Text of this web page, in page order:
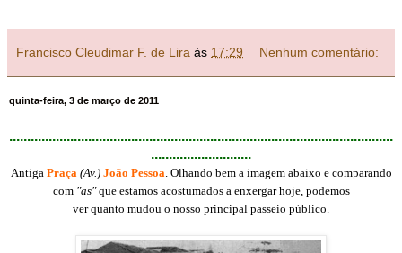
Francisco Cleudimar F. de Lira às 17:29 Nenhum comentário:
quinta-feira, 3 de março de 2011
...........................................................................................................
............................
Antiga Praça (Av.) João Pessoa . Olhando bem a imagem abaixo e comparando
com "as"que estamos acostumados a enxergar hoje, podemos
ver quanto mudou o nosso principal passeio público.